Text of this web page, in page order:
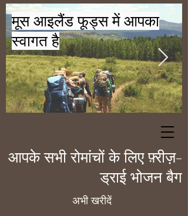
मूस आइलैंड फूड्स में आपका
स्वागत है
आपके सभी रोमांचों के लिए फ़्रीज़-
ड्राई भोजन बैग
अभी खरीदें